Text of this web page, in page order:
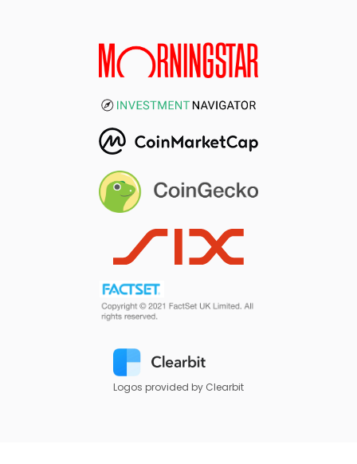
Logos provided by Clearbit